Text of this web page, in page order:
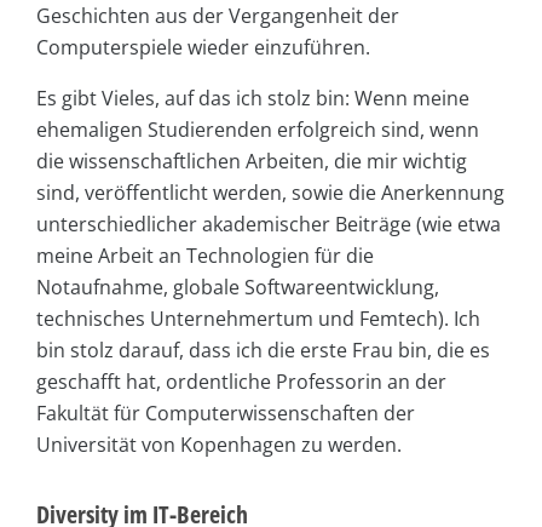
Geschichten aus der Vergangenheit der
Computerspiele wieder einzuführen.
Es gibt Vieles, auf das ich stolz bin: Wenn meine
ehemaligen Studierenden erfolgreich sind, wenn
die wissenschaftlichen Arbeiten, die mir wichtig
sind, veröffentlicht werden, sowie die Anerkennung
unterschiedlicher akademischer Beiträge (wie etwa
meine Arbeit an Technologien für die
Notaufnahme, globale Softwareentwicklung,
technisches Unternehmertum und Femtech). Ich
bin stolz darauf, dass ich die erste Frau bin, die es
geschafft hat, ordentliche Professorin an der
Fakultät für Computerwissenschaften der
Universität von Kopenhagen zu werden.
Diversity im IT-Bereich